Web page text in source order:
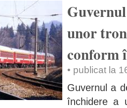
unor
conform
• publicat la
Guvernul a
închidere a